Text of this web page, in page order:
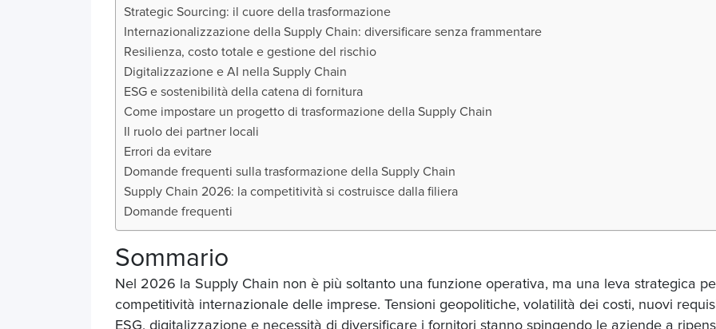
Strategic Sourcing: il cuore della trasformazione
Internazionalizzazione della Supply Chain: diversificare senza frammentare
Resilienza, costo totale e gestione del rischio
Digitalizzazione e AI nella Supply Chain
ESG e sostenibilità della catena di fornitura
Come impostare un progetto di trasformazione della Supply Chain
Il ruolo dei partner locali
Errori da evitare
Domande frequenti sulla trasformazione della Supply Chain
Supply Chain 2026: la competitività si costruisce dalla filiera
Domande frequenti
Sommario
Nel 2026 la Supply Chain non è più soltanto una funzione operativa, ma una leva strategica
competitività internazionale delle imprese. Tensioni geopolitiche, volatilità dei costi, nuovi